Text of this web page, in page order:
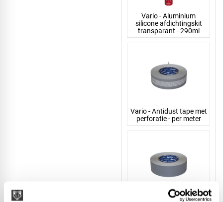
Vario - Aluminium
silicone afdichtingskit
transparant - 290ml
Vario - Antidust tape met
perforatie - per meter
Vario - Antidust tape